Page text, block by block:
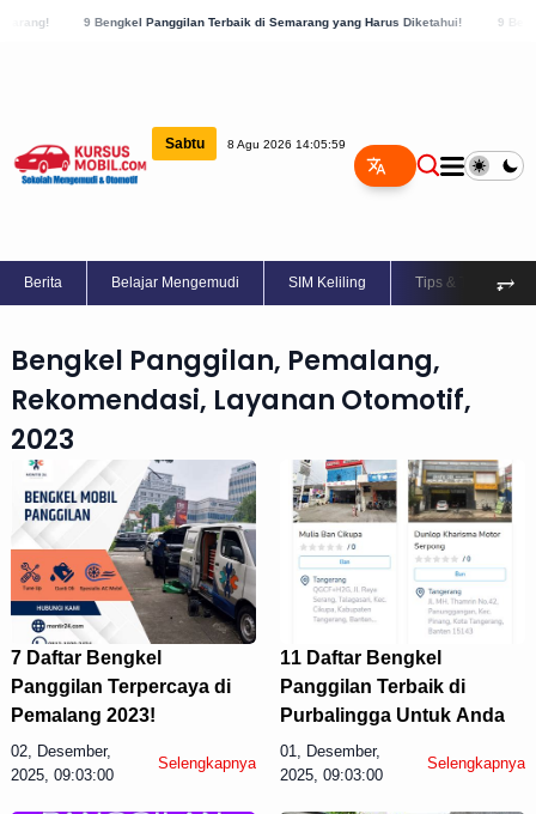
9 Bengkel Panggilan Terbaik di Semarang yang Harus Diketahui! 9 Bengkel
Sabtu 8 Agu 2026 14:06:00
Berita Belajar Mengemudi SIM Keliling Tips & Trik ⥅
Bengkel Panggilan, Pemalang,
Rekomendasi, Layanan Otomotif,
2023
7 Daftar Bengkel
Panggilan Terpercaya di
Pemalang 2023!
02, Desember,
2025, 09:03:00
Selengkapnya
11 Daftar Bengkel
Panggilan Terbaik di
Purbalingga Untuk Anda
01, Desember,
2025, 09:03:00
Selengkapnya